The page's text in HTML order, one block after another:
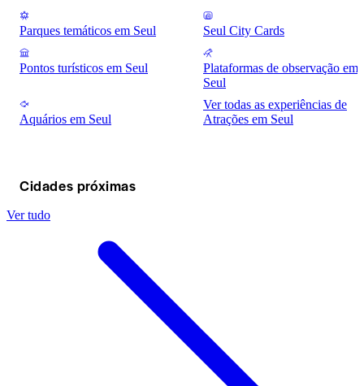
Parques temáticos em Seul Seul City Cards
Pontos turísticos em Seul
Plataformas de observação em
Seul
Aquários em Seul
Ver todas as experiências de
Atrações em Seul
Cidades próximas
Ver tudo